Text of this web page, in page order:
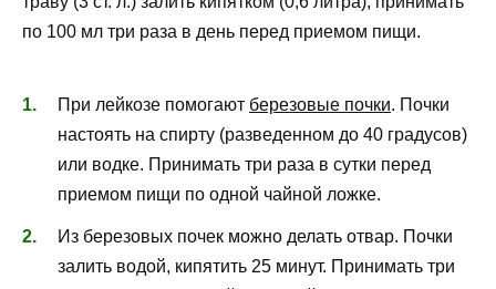
по 100 мл три раза в день перед приемом пищи.
При лейкозе помогают березовые почки. Почки
настоять на спирту (разведенном до 40 градусов)
или водке. Принимать три раза в сутки перед
приемом пищи по одной чайной ложке.
Из березовых почек можно делать отвар. Почки
залить водой, кипятить 25 минут. Принимать три